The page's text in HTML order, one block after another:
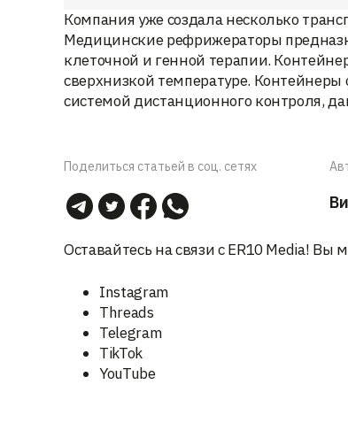
Компания уже создала несколько
Медицинские рефрижераторы
клеточной и генной терапии.
сверхнизкой температуре.
системой дистанционного контроля,
Поделиться статьей в соц. сетях
Оставайтесь на связи с ER10 Media! Вы
Instagram
Threads
Telegram
TikTok
YouTube